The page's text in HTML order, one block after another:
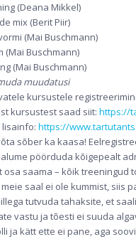
(Deana Mikkel)
mix (Berit Piir)
(Mai Buschmann)
(Mai Buschmann)
(Mai Buschmann)
muudatusi
kursustele
kursustest saad siit: https://
https://
sõber ka kaasa!
pöörduda kõigepealt
saama – kõik treeningud
saal ei ole kummist, siis
tutvuda tahaksite, et
vastu ja tõesti ei suuda
ja kätt ette ei pane, aga
Tartus!
treeningud